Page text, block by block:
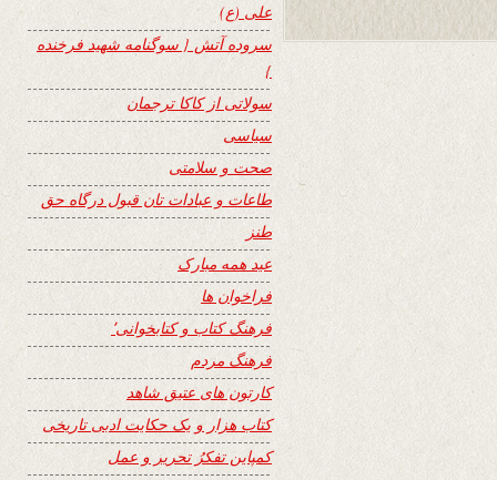
علی (ع)
سروده آتش { سوگنامه شهید فرخنده
}
سولاتی از کاکا ترجمان
سیاسی
صحت و سلامتی
طاعات و عبادات تان قبول درگاه حق
طنز
عید همه مبارک
فراخوان ها
فرهنگ کتاب و کتابخوانی٬
فرهنگ مردم
کارتون های عتیق شاهد
کتاب هزار و یک حکایت ادبی تاریخی
کمپاین تفکرُ تحریر و عمل